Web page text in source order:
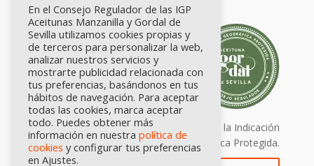
Calidad certificada por Origen. Sellos de la Indicación
Geográfica Protegida.
En el Consejo Regulador de las IGP
Aceitunas Manzanilla y Gordal de
Sevilla utilizamos cookies propias y
de terceros para personalizar la web,
analizar nuestros servicios y
mostrarte publicidad relacionada con
tus preferencias, basándonos en tus
hábitos de navegación. Para aceptar
todas las cookies, marca aceptar
todo. Puedes obtener más
información en nuestra política de
cookies y configurar tus preferencias
en Ajustes.